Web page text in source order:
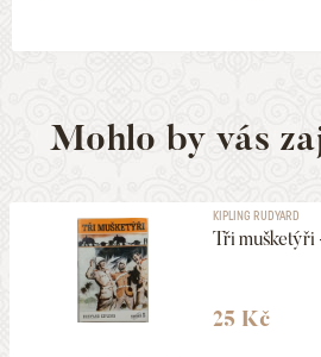
Mohlo by vás
KIPLING RUDYARD
Tři mušketýři
25 Kč